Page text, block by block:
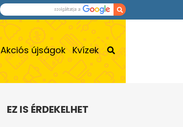
Akciós újságok Kvízek
EZ IS ÉRDEKELHET